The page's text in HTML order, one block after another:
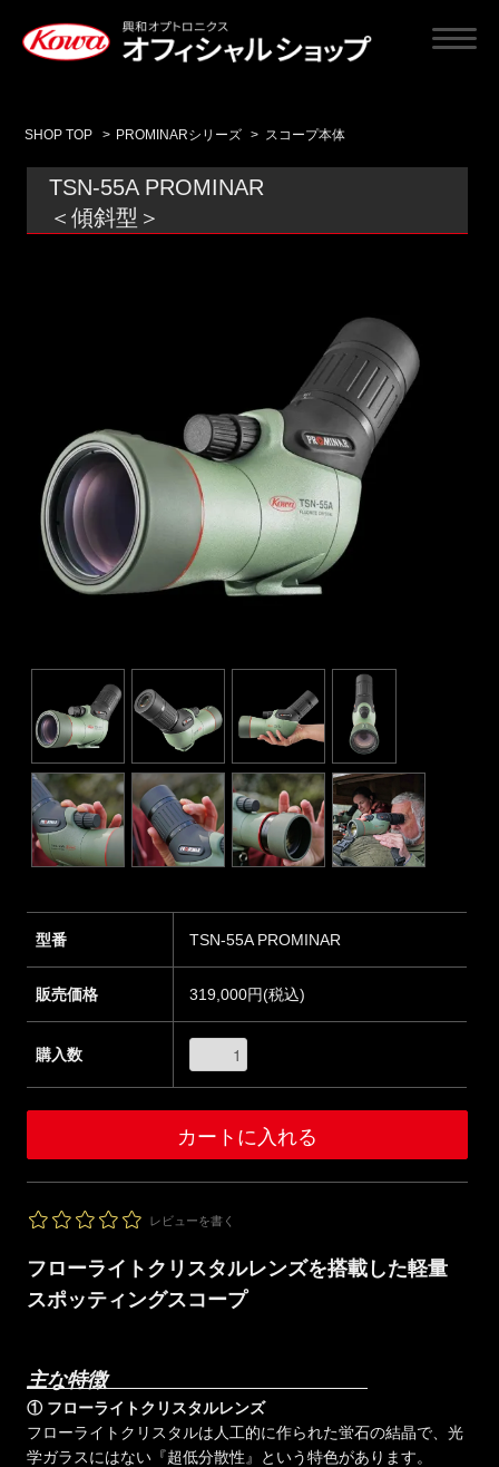
SHOP TOP > PROMINARシリーズ > スコープ本体
TSN-55A PROMINAR
＜傾斜型＞
型番 TSN-55A PROMINAR
販売価格 319,000円(税込)
購入数
レビューを書く
フローライトクリスタルレンズを搭載した軽量
スポッティングスコープ
主な特徴
① フローライトクリスタルレンズ
フローライトクリスタルは人工的に作られた蛍石の結晶で、光
学ガラスにはない『超低分散性』という特色があります。